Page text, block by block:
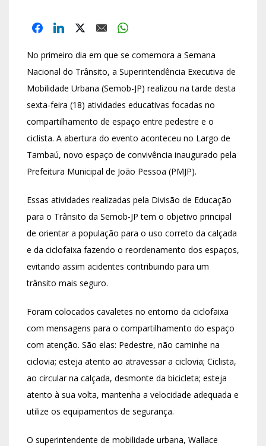
No primeiro dia em que se comemora a Semana
Nacional do Trânsito, a Superintendência Executiva de
Mobilidade Urbana (Semob-JP) realizou na tarde desta
sexta-feira (18) atividades educativas focadas no
compartilhamento de espaço entre pedestre e o
ciclista. A abertura do evento aconteceu no Largo de
Tambaú, novo espaço de convivência inaugurado pela
Prefeitura Municipal de João Pessoa (PMJP).
Essas atividades realizadas pela Divisão de Educação
para o Trânsito da Semob-JP tem o objetivo principal
de orientar a população para o uso correto da calçada
e da ciclofaixa fazendo o reordenamento dos espaços,
evitando assim acidentes contribuindo para um
trânsito mais seguro.
Foram colocados cavaletes no entorno da ciclofaixa
com mensagens para o compartilhamento do espaço
com atenção. São elas: Pedestre, não caminhe na
ciclovia; esteja atento ao atravessar a ciclovia; Ciclista,
ao circular na calçada, desmonte da bicicleta; esteja
atento à sua volta, mantenha a velocidade adequada e
utilize os equipamentos de segurança.
O superintendente de mobilidade urbana, Wallace